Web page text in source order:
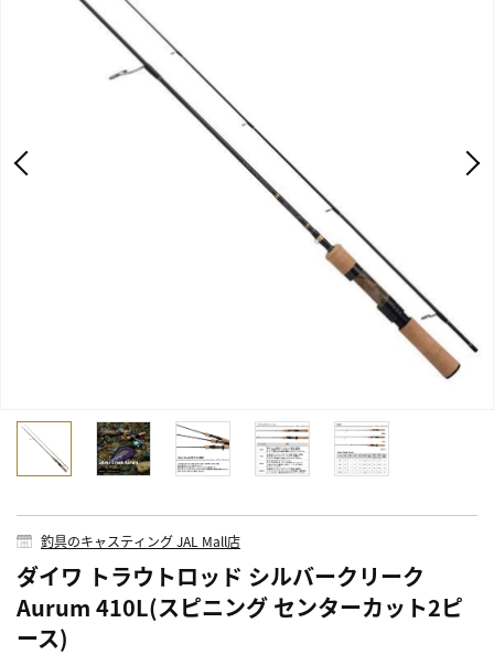
釣具のキャスティング JAL Mall店
ダイワ トラウトロッド シルバークリーク
Aurum 410L(スピニング センターカット2ピ
ース)